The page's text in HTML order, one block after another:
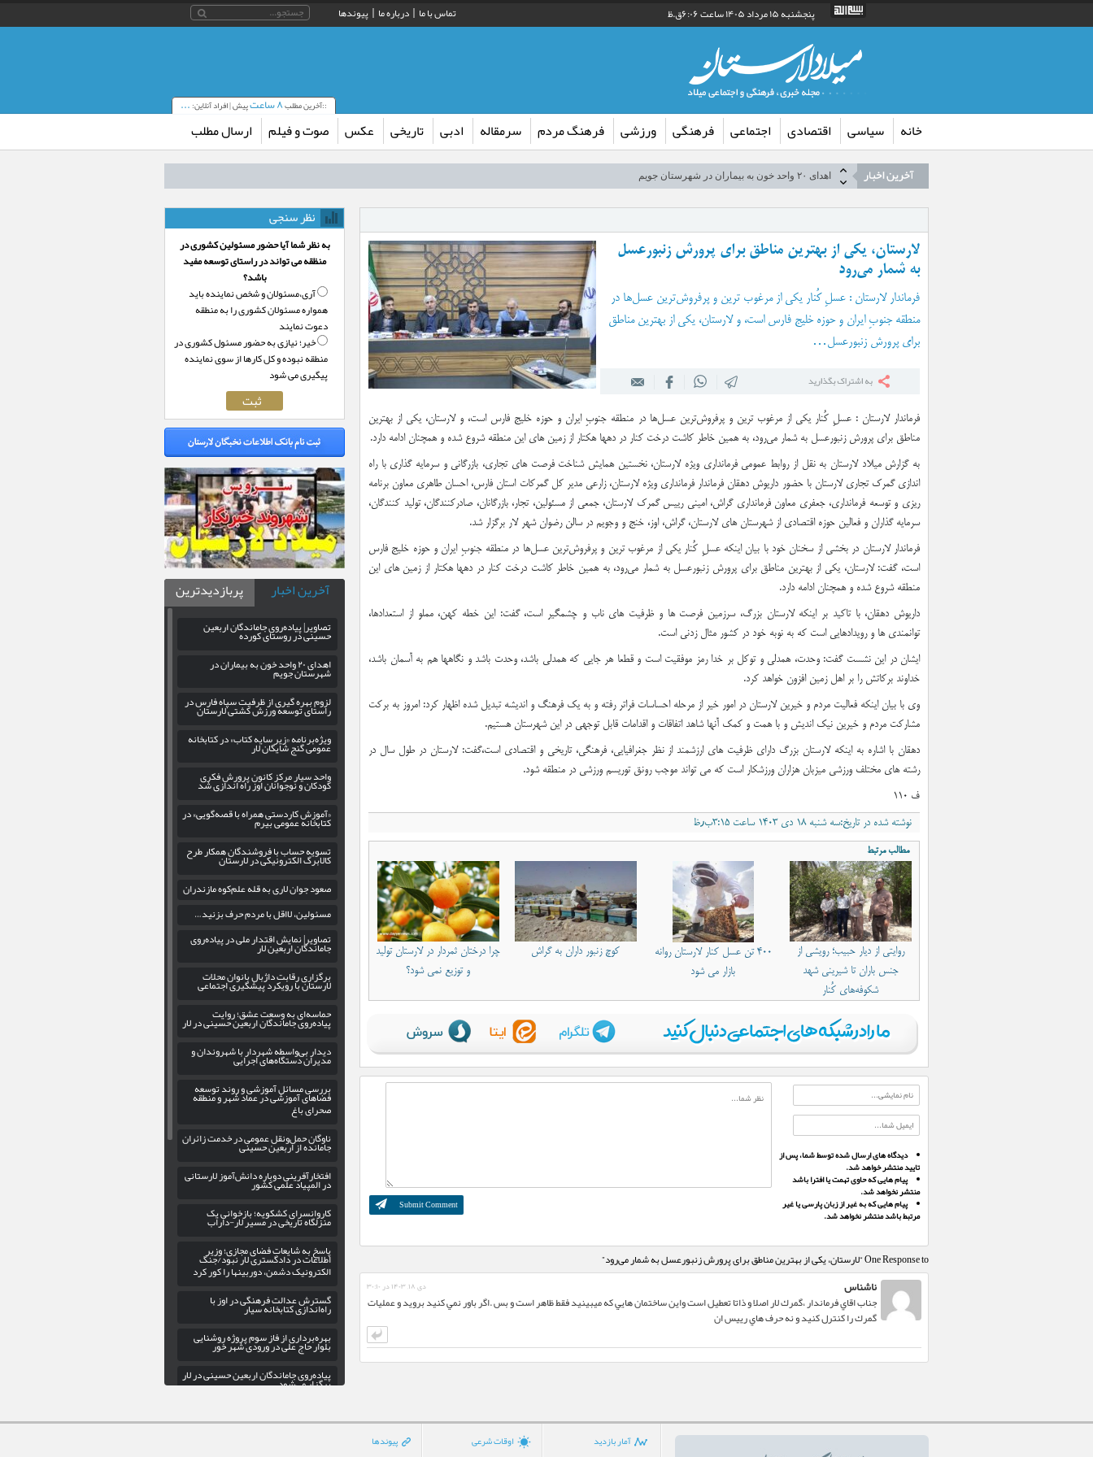
پنجشنبه ۱۵ مرداد ۱۴۰۵ ساعت ۶:۰۶ق.ظ تماس با ما درباره ما پیوندها
::آخرین مطلب۸ ساعت پیش | افراد آنلاین:...
خانه سیاسی اقتصادی اجتماعی فرهنگی ورزشی فرهنگ مردم سرمقاله ادبی تاریخی عکس صوت و فیلم ارسال مطلب تصاویر| پیاده‌روی جاماندگان اربعین حسینی در روستای کورده
واحد سیار مرکز کانون پرورش فکری کودکان و نوجوانان اوز راه اندازی شد
«آموزش کاردستی همراه با قصه‌گویی» در کتابخانه عمومی بیرم
تسویه حساب با فروشندگان همکار طرح کالابرگ الکترونیکی در لارستان
صعود جوان لاری به قله علم‌کوه مازندران
مسئولین، لااقل با مردم حرف بزنید…
لارستان، یکی از بهترین مناطق برای پرورش زنبورعسل
به شمار می‌رود
فرماندار لارستان : عسلِ کُنار یکی از مرغوب ترین و پرفروش‌ترین عسل‌ها در
منطقه جنوبِ ایران و حوزه خلیج فارس است، و لارستان، یکی از بهترین مناطق
برای پرورش زنبورعسل…
فرماندار لارستان : عسلِ کُنار یکی از مرغوب ترین و پرفروش‌ترین عسل‌ها در منطقه جنوبِ ایران و حوزه خلیج فارس است، و لارستان، یکی از بهترین
مناطق برای پرورش زنبورعسل به شمار می‌رود، به همین خاطر کاشت درخت کنار در دهها هکتار از زمین های این منطقه شروع شده و همچنان ادامه دارد.
به گزارش میلاد لارستان به نقل از روابط عمومی فرمانداری ویژه لارستان، نخستین همایش شناخت فرصت های تجاری، بازرگانی و سرمایه گذاری با راه
اندازی گمرک تجاری لارستان با حضور داریوش دهقان فرماندار فرمانداری ویژه لارستان، زارعی مدیر کل گمرکات استان فارس، احسان طاهری معاون برنامه
ریزی و توسعه فرمانداری، جعفری معاون فرمانداری گراش، امینی رییس گمرک لارستان، جمعی از مسئولین، تجار، بازرگانان، صادرکنندگان، تولید کنندگان،
سرمایه گذاران و فعالین حوزه اقتصادی از شهرستان های لارستان، گراش، اوز، خنج و وجویم در سالن رضوان شهر لار برگزار شد.
فرماندار لارستان در بخشی از سخنان خود با بیان اینکه عسلِ کُنار یکی از مرغوب ترین و پرفروش‌ترین عسل‌ها در منطقه جنوبِ ایران و حوزه خلیج فارس
است، گفت: لارستان، یکی از بهترین مناطق برای پرورش زنبورعسل به شمار می‌رود، به همین خاطر کاشت درخت کنار در دهها هکتار از زمین های این
منطقه شروع شده و همچنان ادامه دارد.
داریوش دهقان، با تاکید بر اینکه لارستان بزرگ، سرزمین فرصت ها و ظرفیت های ناب و چشمگیر است، گفت: این خطه کهن، مملو از استعدادها،
توانمندی ها و رویدادهایی است که به نوبه خود در کشور مثال زدنی است.
ایشان در این نشست گفت: وحدت، همدلی و توکل بر خدا رمز موفقیت است و قطعا هر جایی که همدلی باشد، وحدت باشد و نگاهها هم به آسمان باشد،
خداوند برکاتش را بر اهل زمین افزون خواهد کرد.
وی با بیان اینکه فعالیت مردم و خیرین لارستان در امور خیر از مرحله احساسات فراتر رفته و به یک فرهنگ و اندیشه تبدیل شده اظهار کرد: امروز به برکت
مشارکت مردم و خیرین نیک اندیش و با همت و کمک آنها شاهد اتفاقات و اقدامات قابل توجهی در این شهرستان هستیم.
دهقان با اشاره به اینکه لارستان بزرگ دارای ظرفیت های ارزشمند از نظر جغرافیایی، فرهنگی، تاریخی و اقتصادی است،گفت: لارستان در طول سال در
رشته های مختلف ورزشی میزبان هزاران ورزشکار است که می تواند موجب رونق توریسم ورزشی در منطقه شود.
ف ۱۱۰
نوشته شده در تاریخ:سه شنبه ۱۸ دی ۱۴۰۳ ساعت ۳:۱۵ب٫ظ
مطالب مرتبط
روایتی از دیار حبیب؛ رویشی از
جنس باران‌ تا شیرینی شهد
شکوفه‌های کُنار
۴۰۰ تن عسل کنار لارستان روانه
بازار می شود
کوچ زنبور داران به گراش
چرا درختان ثمردار در لارستان تولید
و توزیع نمی شود؟
دیدگاه های ارسال شده توسط شما، پس از
تایید منتشر خواهد شد.
پیام هایی که حاوی تهمت یا افترا باشد
منتشر نخواهد شد.
پیام هایی که به غیر از زبان پارسی یا غیر
مرتبط باشد منتشر نخواهد شد.
One Response to “لارستان، یکی از بهترین مناطق برای پرورش زنبورعسل به شمار می‌رود”
ناشناس دی ۱۸, ۱۴۰۳ در ۳۰:۱۰
جناب اقاي فرماندار ،گمرك لار اصلا و ذاتا تعطيل است واين ساختمان هايي كه ميبينيد فقط ظاهر است و بس .اگر باور نمي كنيد برويد و عمليات
گمرك را كنترل كنيد و نه حرف هاي رييس ان
نظر سنجی
به نظر شما آیا حضور مسئولین کشوری در
منظقه می تواند در راستای توسعه مفید
باشد؟
آری،‌مسئولان و شخص نماینده باید
همواره مسئولان کشوری را به منطقه
دعوت نمایند
خیر؛‌ نیازی به حضور مسئول کشوری در
منطقه نبوده و کل کارها از سوی نماینده
پیگیری می شود
آخرین اخبار پربازدیدترین
تصاویر| پیاده‌روی جاماندگان اربعین
حسینی در روستای کورده
اهدای ۲۰ واحد خون به بیماران درشهرستان جویم
لزوم بهره‌ گیری از ظرفیت سپاه فارس در
راستای توسعه ورزش کشتی لارستان
ویژه‌برنامه «زیر سایه کتاب» در کتابخانه
عمومی گنج شایگان لار
واحد سیار مرکز کانون پرورش فکری
کودکان و نوجوانان اوز راه اندازی شد
«آموزش کاردستی همراه با قصه‌گویی» در
کتابخانه عمومی بیرم
تسویه حساب با فروشندگان همکار طرح
کالابرگ الکترونیکی در لارستان
صعود جوان لاری به قله علم‌کوه مازندران
مسئولین، لااقل با مردم حرف بزنید…
تصاویر| نمایش اقتدار ملی در پیاده‌روی
جاماندگان اربعین لار
برگزاری رقابت داژبال بانوان محلات
لارستان با رویکرد پیشگیری اجتماعی
حماسه‌ای به وسعت عشق؛ روایت
پیاده‌روی جاماندگان اربعین حسینی در لار
دیدار بی‌واسطه شهردار با شهروندان و
مدیران دستگاه‌های اجرایی
بررسی مسائل آموزشی و روند توسعه
فضاهای آموزشی در عماد شهر و منطقه
صحرای باغ
ناوگان حمل‌ونقل عمومی در خدمت زائران
جامانده از اربعین حسینی
افتخارآفرینی دوباره دانش‌آموز لارستانی
در المپیاد علمی کشور
کاروانسرای کشکویه؛ بازخوانی یک
منزلگاه تاریخی در مسیر لار-داراب
پاسخ به شایعات فضای مجازی؛ وزیر
اطلاعات در دادگستری لار نبود/جنگ
الکترونیک دشمن، دوربینها را کور کرد
گسترش عدالت فرهنگی در اوز با
راه‌اندازی کتابخانه سیار
بهره‌برداری از فاز سوم پروژه روشنایی
بلوار حاج علی در ورودی شهر خور
پیاده‌روی جاماندگان اربعین حسینی در لار
برگزار می‌شود
دخترانه هنرهای زیبای لار
آمار بازدید اوقات شرعی پیوندها